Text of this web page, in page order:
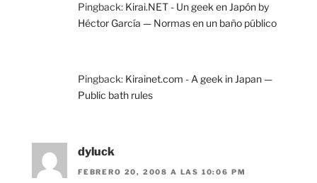
Pingback: Kirai.NET - Un geek en Japón by
Héctor García — Normas en un baño público
Pingback: Kirainet.com - A geek in Japan —
Public bath rules
dyluck
FEBRERO 20, 2008 A LAS 10:06 PM